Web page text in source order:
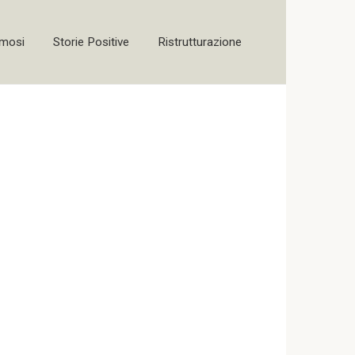
Storie Positive Ristrutturazione